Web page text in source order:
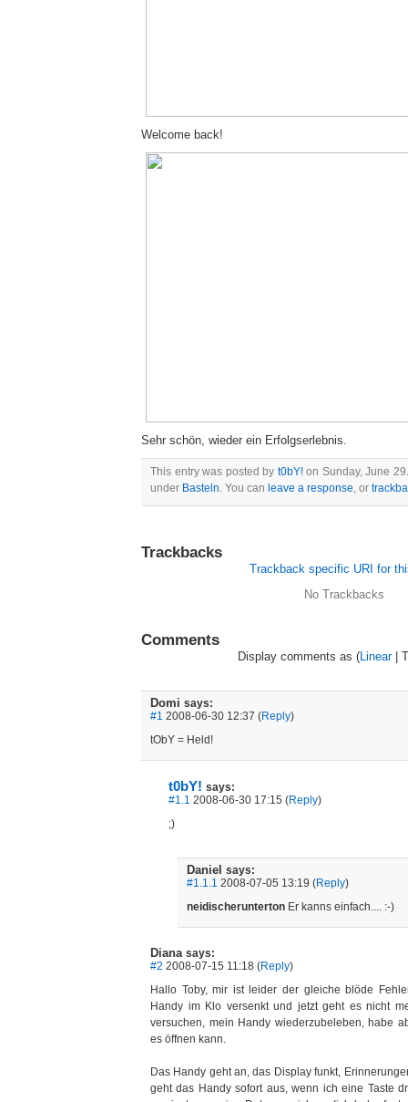
Welcome back!
Sehr schön, wieder ein Erfolgserlebnis.
This entry was posted by t0bY!on Sunday, June
under Basteln. You can leave a response, or
Trackbacks
Trackback specific URI for
No Trackbacks
Comments
Display comments as (Linear|
Domi says:
#1 2008-06-30 12:37 (Reply)
tObY = Held!
t0bY! says:
#1.1 2008-06-30 17:15 (Reply)
;)
Daniel says:
#1.1.1 2008-07-05 13:19 (Reply)
neidischerunterton Er kanns einfach.... :-)
Diana says:
#2 2008-07-15 11:18 (Reply)
Hallo Toby, mir ist leider der gleiche blöde
Handy im Klo versenkt und jetzt geht es nicht
versuchen, mein Handy wiederzubeleben, habe
es öffnen kann.
Das Handy geht an, das Display funkt,
geht das Handy sofort aus, wenn ich eine Taste